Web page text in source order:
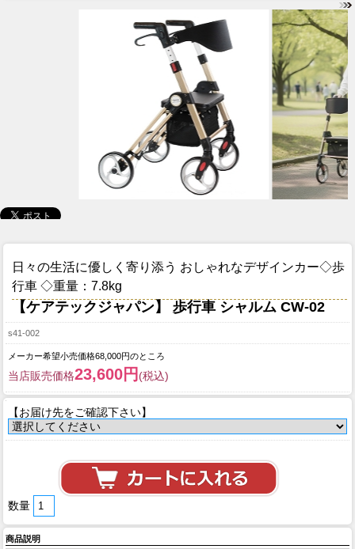
日々の生活に優しく寄り添う おしゃれなデザインカー◇歩
行車 ◇重量：7.8kg
【ケアテックジャパン】 歩行車 シャルム CW-02
s41-002
メーカー希望小売価格68,000円のところ
当店販売価格23,600円 (税込)
【お届け先をご確認下さい】
数量
商品説明